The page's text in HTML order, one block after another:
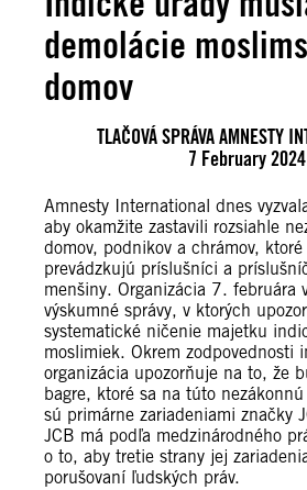
demolácie
domov
TLAČOVÁ SPRÁVA AMNESTY
7 February 2024
Amnesty International dnes
aby okamžite zastavili rozsiahle
domov, podnikov a chrámov,
prevádzkujú príslušníci a
menšiny. Organizácia 7. februára
výskumné správy, v ktorých
systematické ničenie majetku
moslimiek. Okrem zodpovednosti
organizácia upozorňuje na to, že
bagre, ktoré sa na túto
sú primárne zariadeniami značky
JCB má podľa medzinárodného
o to, aby tretie strany jej
porušovaní ľudských práv.